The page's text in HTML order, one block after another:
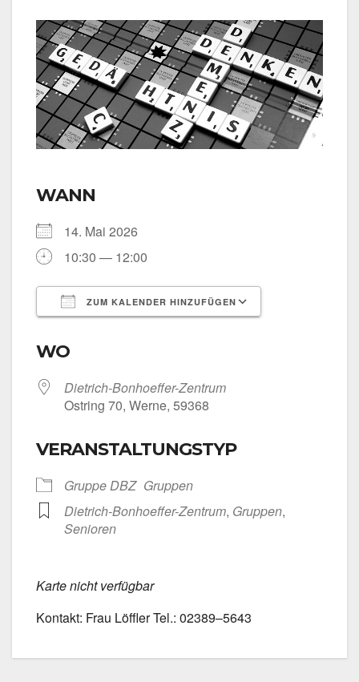
WANN
14. Mai 2026
10:30 — 12:00
ZUM KALENDER HINZUFÜGEN
WO
Dietrich-Bonhoeffer-Zentrum
Ost­ring 70, Wer­ne, 59368
VERANSTALTUNGSTYP
Grup­pe DBZ Grup­pen
Dietrich-Bonhoeffer-Zentrum, Grup­pen,
Senio­ren
Kar­te nicht ver­füg­bar
Kon­takt: Frau Löff­ler Tel.: 02389–5643